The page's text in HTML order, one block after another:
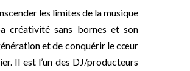
les limites de la musique
créativité sans bornes et son
et de conquérir le cœur
Il est l’un des DJ/producteurs